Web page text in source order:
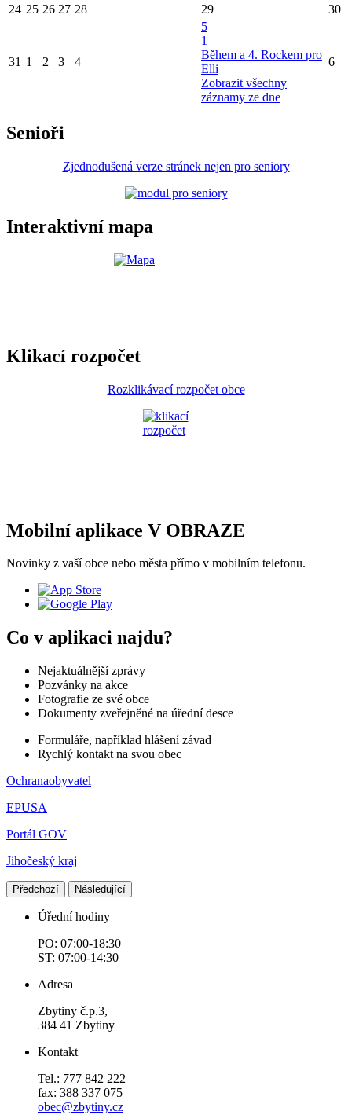
24 25 26 27 28 29 30
31 1 2 3 4
5
1
Během a 4. Rockem pro
Elli
Zobrazit všechny
záznamy ze dne
6
Senioři
Zjednodušená verze stránek nejen pro seniory
Interaktivní mapa
Klikací rozpočet
Rozklikávací rozpočet obce
Mobilní aplikace V OBRAZE
Novinky z vaší obce nebo města přímo v mobilním telefonu.
Co v aplikaci najdu?
Nejaktuálnější zprávy
Pozvánky na akce
Fotografie ze své obce
Dokumenty zveřejněné na úřední desce
Formuláře, například hlášení závad
Rychlý kontakt na svou obec
Ochranaobyvatel
EPUSA
Portál GOV
Jihočeský kraj
Předchozí Následující
Úřední hodiny
PO: 07:00-18:30
ST: 07:00-14:30
Adresa
Zbytiny č.p.3,
384 41 Zbytiny
Kontakt
Tel.: 777 842 222
fax: 388 337 075
obec@zbytiny.cz